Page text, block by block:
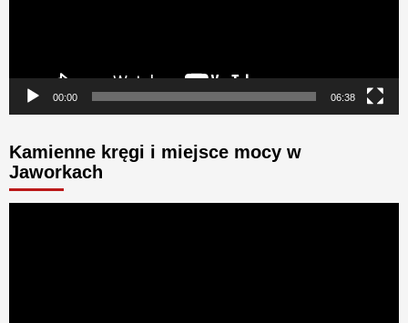
00:00 06:38
Kamienne kręgi i miejsce mocy w
Jaworkach